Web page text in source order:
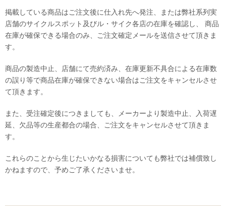
掲載している商品はご注文後に仕入れ先へ発注、または弊社系列実
店舗のサイクルスポット及びル・サイク各店の在庫を確認し、 商品
在庫が確保できる場合のみ、ご注文確定メールを送信させて頂きま
す。
商品の製造中止、店舗にて売約済み、在庫更新不具合による在庫数
の誤り等で商品在庫が確保できない場合はご注文をキャンセルさせ
て頂きます。
また、受注確定後につきましても、メーカーより製造中止、入荷遅
延、欠品等の生産都合の場合、ご注文をキャンセルさせて頂きま
す。
これらのことから生じたいかなる損害についても弊社では補償致し
かねますので、予めご了承くださいませ。